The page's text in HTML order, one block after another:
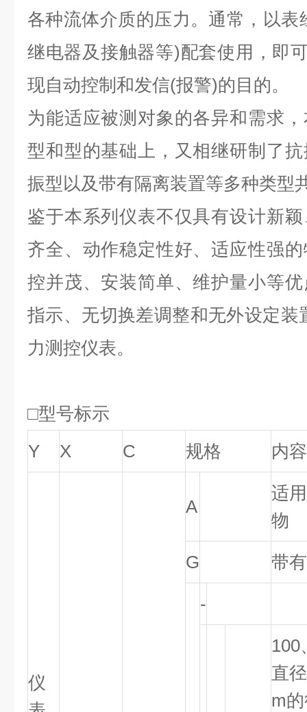
各种流体介质的压力。通常，以
继电器及接触器等)配套使用，即
现自动控制和发信(报警)的目的。
为能适应被测对象的各异和需求
型和型的基础上，又相继研制了
振型以及带有隔离装置等多种类型
鉴于本系列仪表不仅具有设计新
齐全、动作稳定性好、适应性强
控并茂、安装简单、维护量小等
指示、无切换差调整和无外设定装
力测控仪表。
□型号标示
Y
X C 规格 内容
仪
A
适
物
G 带
-
100
直
m